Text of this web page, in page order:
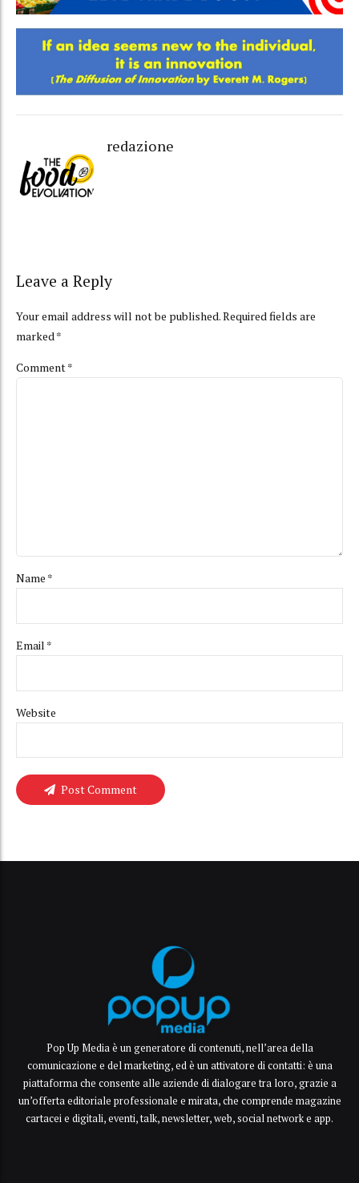
redazione
Leave a Reply
Your email address will not be published. Required fields are
marked *
Comment*
Name *
Email *
Website
Post Comment
Pop Up Media è un generatore di contenuti, nell’area della
comunicazione e del marketing, ed è un attivatore di contatti: è una
piattaforma che consente alle aziende di dialogare tra loro, grazie a
un’offerta editoriale professionale e mirata, che comprende magazine
cartacei e digitali, eventi, talk, newsletter, web, social network e app.